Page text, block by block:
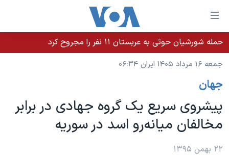
لینکهای
قابل
دسترسی
جهش
محتوای
اصلی
جهش
به
صفحه
خانه
نسخه سبک وب‌سایت
موضوع ها
ایران
آمریکا
جهان
برنامه های تلویزیونی
جدول برنامه ها
صفحه‌های ویژه
حمله شورشیان حوثی به عربستان ۱۱ نفر را مجروح کرد
جمعه ۱۶ مرداد ۱۴۰۵ ایران ۰۶:۳۴
جهان
پیشروی‌ سریع یک گروه جهادی در برابر
مخالفان میانه‌رو اسد در سوریه
۲۲ بهمن ۱۳۹۵